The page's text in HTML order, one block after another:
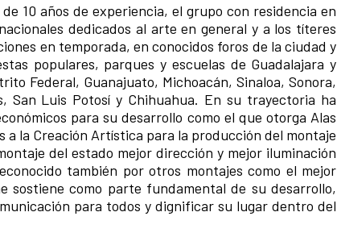
10 años de experiencia, el grupo con residencia en
dedicados al arte en general y a los títeres
en temporada, en conocidos foros de la ciudad y
populares, parques y escuelas de Guadalajara y
Federal, Guanajuato, Michoacán, Sinaloa, Sonora,
San Luis Potosí y Chihuahua. En su trayectoria ha
para su desarrollo como el que otorga Alas
la Creación Artística para la producción del montaje
del estado mejor dirección y mejor iluminación
también por otros montajes como el mejor
sostiene como parte fundamental de su desarrollo,
para todos y dignificar su lugar dentro del